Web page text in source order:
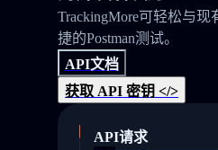
TrackingMore可轻松与
捷的Postman测试。
API文档
获取 API 密钥 </>
API请求